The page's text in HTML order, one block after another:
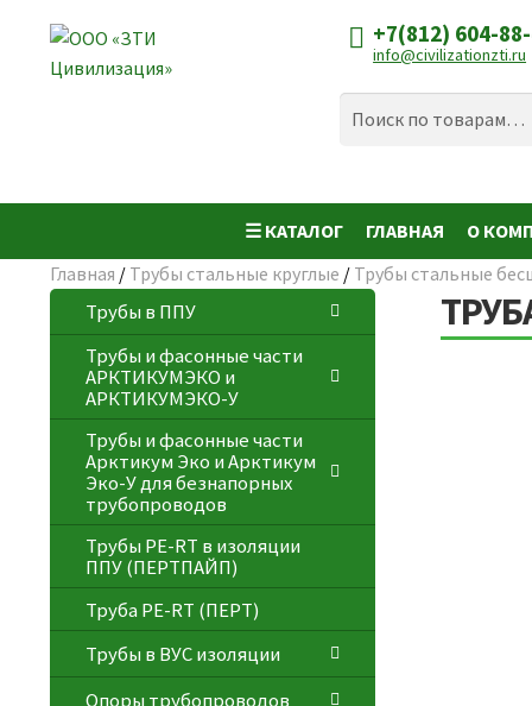
Перейти
к
Перейти
к
+7(812) 604-
info@civilizationzti.ru
☰ КАТАЛОГ ГЛАВНАЯ О
Главная / Трубы стальные круглые / Трубы стальные
Трубы в ППУ
Трубы и фасонные части
АРКТИКУМЭКО и
АРКТИКУМЭКО-У
Трубы и фасонные части
Арктикум Эко и Арктикум
Эко-У для безнапорных
трубопроводов
Трубы PE-RT в изоляции
ППУ (ПЕРТПАЙП)
⁠Трубa PE-RT (ПЕРТ)
Трубы в ВУС изоляции
Опоры трубопроводов